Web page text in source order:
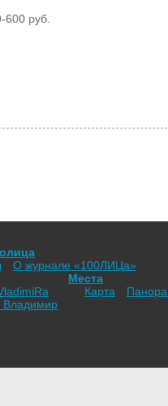
руб.
О журнале «100ЛИЦа»
Места
Карта
Владимир